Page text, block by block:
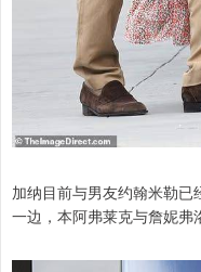
加纳目前与男友约翰米勒
一边，本阿弗莱克与詹妮弗